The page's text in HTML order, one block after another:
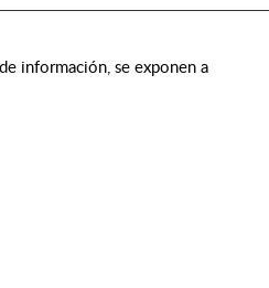
información, se exponen a